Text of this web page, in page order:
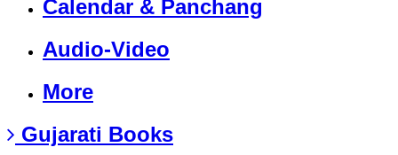
Calendar & Panchang
Audio-Video
More
Gujarati Books